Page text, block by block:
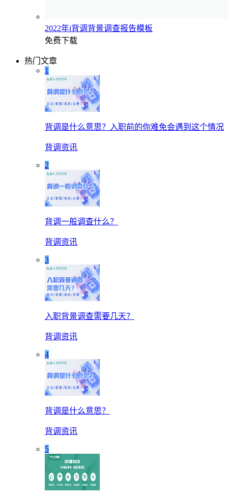
2022年i背调背景调查报告模板
免费下载
热门文章
1
背调是什么意思？入职前的你难免会遇到这个情况
背调资讯
2
背调一般调查什么？
背调资讯
3
入职背景调查需要几天？
背调资讯
4
背调是什么意思？
背调资讯
5